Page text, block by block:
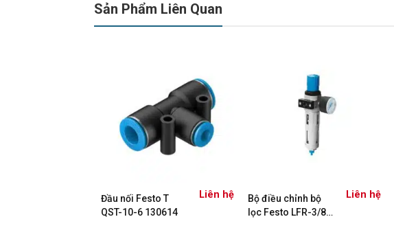
Sản Phẩm Liên Quan
Đầu nối Festo T
QST-10-6 130614
Liên hệ
Bộ điều chỉnh bộ
lọc Festo LFR-3/8-
Liên hệ